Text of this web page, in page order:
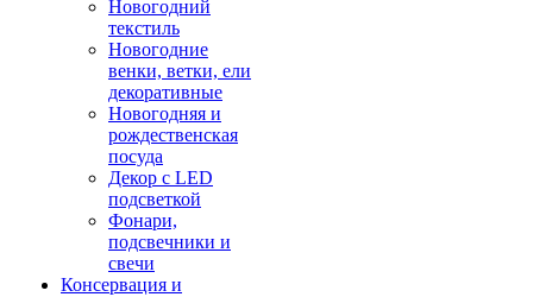
Новогодний
текстиль
Новогодние
венки, ветки, ели
декоративные
Новогодняя и
рождественская
посуда
Декор с LED
подсветкой
Фонари,
подсвечники и
свечи
Консервация и